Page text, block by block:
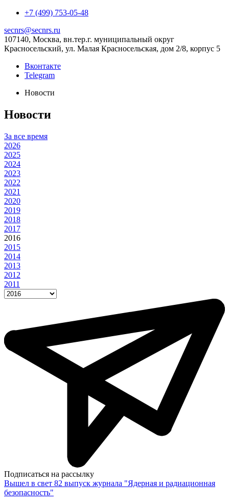
+7 (499) 753-05-48
secnrs@secnrs.ru
107140, Москва, вн.тер.г. муниципальный округ
Красносельский, ул. Малая Красносельская, дом 2/8, корпус 5
Вконтакте
Telegram
Новости
Новости
За все время
2026
2025
2024
2023
2022
2021
2020
2019
2018
2017
2016
2015
2014
2013
2012
2011
Подписаться на рассылку
Вышел в свет 82 выпуск журнала "Ядерная и радиационная
безопасность"